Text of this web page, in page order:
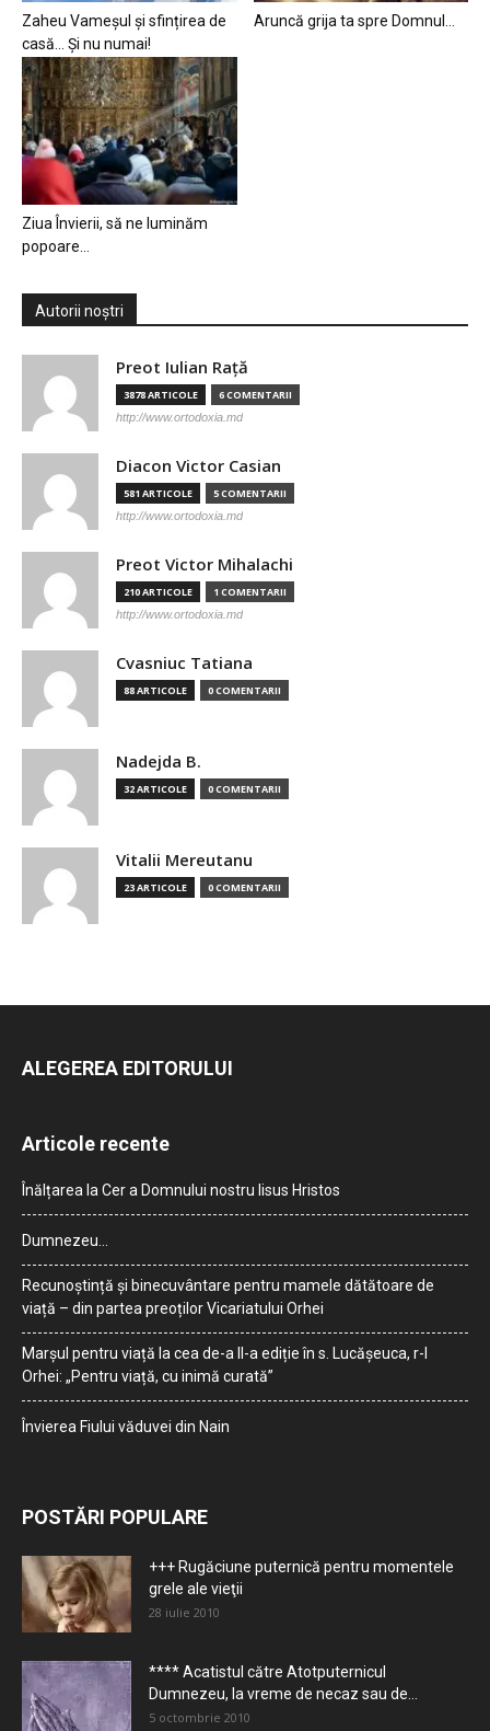
Zaheu Vameșul și sfințirea de
casă… Și nu numai!
Aruncă grija ta spre Domnul…
Ziua Învierii, să ne luminăm
popoare…
Autorii noștri
Preot Iulian Raţă
3878 ARTICOLE 6 COMENTARII
http://www.ortodoxia.md
Diacon Victor Casian
581 ARTICOLE 5 COMENTARII
http://www.ortodoxia.md
Preot Victor Mihalachi
210 ARTICOLE 1 COMENTARII
http://www.ortodoxia.md
Cvasniuc Tatiana
88 ARTICOLE 0 COMENTARII
Nadejda B.
32 ARTICOLE 0 COMENTARII
Vitalii Mereutanu
23 ARTICOLE 0 COMENTARII
ALEGEREA EDITORULUI
Articole recente
Înălțarea la Cer a Domnului nostru Iisus Hristos
Dumnezeu…
Recunoștință și binecuvântare pentru mamele dătătoare de
viață – din partea preoților Vicariatului Orhei
Marșul pentru viață la cea de-a II-a ediție în s. Lucășeuca, r-l
Orhei: „Pentru viață, cu inimă curată”
Învierea Fiului văduvei din Nain
POSTĂRI POPULARE
+++ Rugăciune puternică pentru momentele
grele ale vieţii
28 iulie 2010
**** Acatistul către Atotputernicul
Dumnezeu, la vreme de necaz sau de...
5 octombrie 2010